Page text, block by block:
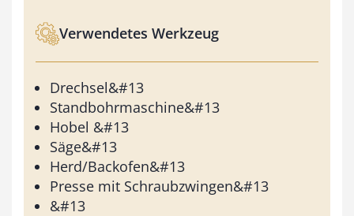
Verwendetes Werkzeug
Drechsel&#13
Standbohrmaschine&#13
Hobel &#13
Säge&#13
Herd/Backofen&#13
Presse mit Schraubzwingen&#13
&#13